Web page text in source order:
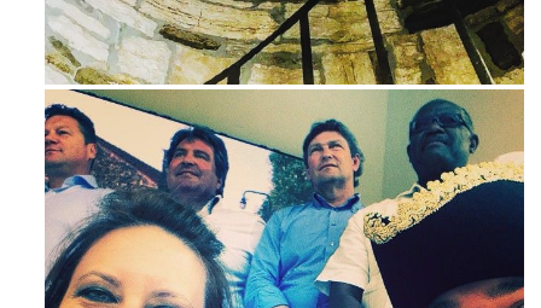
Ago 3